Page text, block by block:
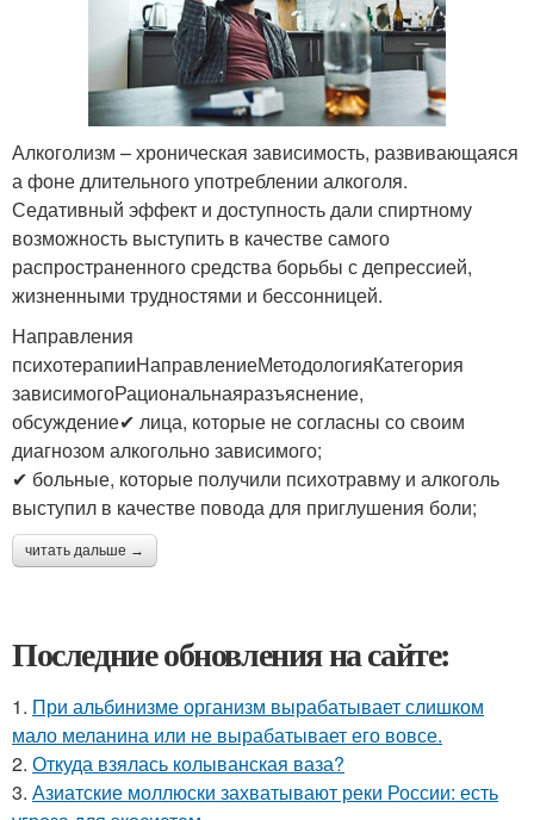
Алкоголизм – хроническая зависимость, развивающаяся
а фоне длительного употреблении алкоголя.
Седативный эффект и доступность дали спиртному
возможность выступить в качестве самого
распространенного средства борьбы с депрессией,
жизненными трудностями и бессонницей.
Направления
психотерапииНаправлениеМетодологияКатегория
зависимогоРациональнаяразъяснение,
обсуждение✔ лица, которые не согласны со своим
диагнозом алкогольно зависимого;
✔ больные, которые получили психотравму и алкоголь
выступил в качестве повода для приглушения боли;
читать дальше →
Последние обновления на сайте:
1. При альбинизме организм вырабатывает слишком
мало меланина или не вырабатывает его вовсе.
2. Откуда взялась колыванская ваза?
3. Азиатские моллюски захватывают реки России: есть